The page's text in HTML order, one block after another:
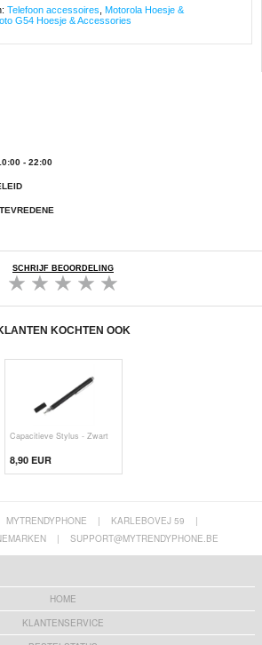
Telefoon accessoires
Motorola Hoesje &
G54 Hoesje & Accessories
- 22:00
SCHRIJF BEOORDELING
KOCHTEN OOK
Capacitieve Stylus - Zwart
8,90 EUR
MYTRENDYPHONE | KARLEBOVEJ 59
|
| SUPPORT@MYTRENDYPHONE.BE
HOME
KLANTENSERVICE